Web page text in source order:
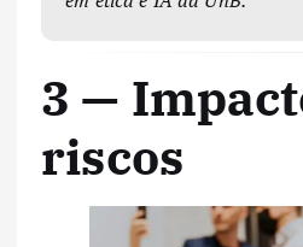
3 —
riscos